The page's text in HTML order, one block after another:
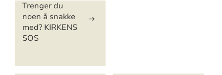
Trenger du
noen å snakke
med? KIRKENS
SOS